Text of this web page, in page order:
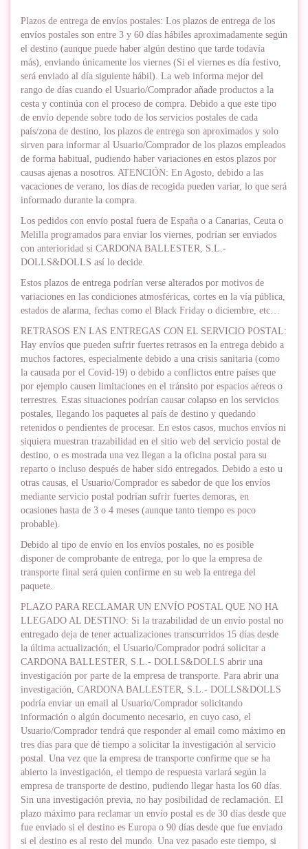
Plazos de entrega de envíos postales: Los plazos de entrega de los
envíos postales son entre 3 y 60 días hábiles aproximadamente según
el destino (aunque puede haber algún destino que tarde todavía
más), enviando únicamente los viernes (Si el viernes es día festivo,
será enviado al día siguiente hábil). La web informa mejor del
rango de días cuando el Usuario/Comprador añade productos a la
cesta y continúa con el proceso de compra. Debido a que este tipo
de envío depende sobre todo de los servicios postales de cada
país/zona de destino, los plazos de entrega son aproximados y solo
sirven para informar al Usuario/Comprador de los plazos empleados
de forma habitual, pudiendo haber variaciones en estos plazos por
causas ajenas a nosotros. ATENCIÓN: En Agosto, debido a las
vacaciones de verano, los días de recogida pueden variar, lo que será
informado durante la compra.
Los pedidos con envío postal fuera de España o a Canarias, Ceuta o
Melilla programados para enviar los viernes, podrían ser enviados
con anterioridad si CARDONA BALLESTER, S.L.-
DOLLS&DOLLS así lo decide.
Estos plazos de entrega podrían verse alterados por motivos de
variaciones en las condiciones atmosféricas, cortes en la vía pública,
estados de alarma, fechas como el Black Friday o diciembre, etc…
RETRASOS EN LAS ENTREGAS CON EL SERVICIO POSTAL:
Hay envíos que pueden sufrir fuertes retrasos en la entrega debido a
muchos factores, especialmente debido a una crisis sanitaria (como
la causada por el Covid-19) o debido a conflictos entre países que
por ejemplo causen limitaciones en el tránsito por espacios aéreos o
terrestres. Estas situaciones podrían causar colapso en los servicios
postales, llegando los paquetes al país de destino y quedando
retenidos o pendientes de procesar. En estos casos, muchos envíos ni
siquiera muestran trazabilidad en el sitio web del servicio postal de
destino, o es mostrada una vez llegan a la oficina postal para su
reparto o incluso después de haber sido entregados. Debido a esto u
otras causas, el Usuario/Comprador es sabedor de que los envíos
mediante servicio postal podrían sufrir fuertes demoras, en
ocasiones hasta de 3 o 4 meses (aunque tanto tiempo es poco
probable).
Debido al tipo de envío en los envíos postales, no es posible
disponer de comprobante de entrega, por lo que la empresa de
transporte final será quien confirme en su web la entrega del
paquete.
PLAZO PARA RECLAMAR UN ENVÍO POSTAL QUE NO HA
LLEGADO AL DESTINO: Si la trazabilidad de un envío postal no
entregado deja de tener actualizaciones transcurridos 15 días desde
la última actualización, el Usuario/Comprador podrá solicitar a
CARDONA BALLESTER, S.L.- DOLLS&DOLLS abrir una
investigación por parte de la empresa de transporte. Para abrir una
investigación, CARDONA BALLESTER, S.L.- DOLLS&DOLLS
podría enviar un email al Usuario/Comprador solicitando
información o algún documento necesario, en cuyo caso, el
Usuario/Comprador tendrá que responder al email como máximo en
tres días para que dé tiempo a solicitar la investigación al servicio
postal. Una vez que la empresa de transporte confirme que se ha
abierto la investigación, el tiempo de respuesta variará según la
empresa de transporte de destino, pudiendo llegar hasta los 60 días.
Sin una investigación previa, no hay posibilidad de reclamación. El
plazo máximo para reclamar un envío postal es de 30 días desde que
fue enviado si el destino es Europa o 90 días desde que fue enviado
si el destino es al resto del mundo. Una vez pasado este tiempo, si